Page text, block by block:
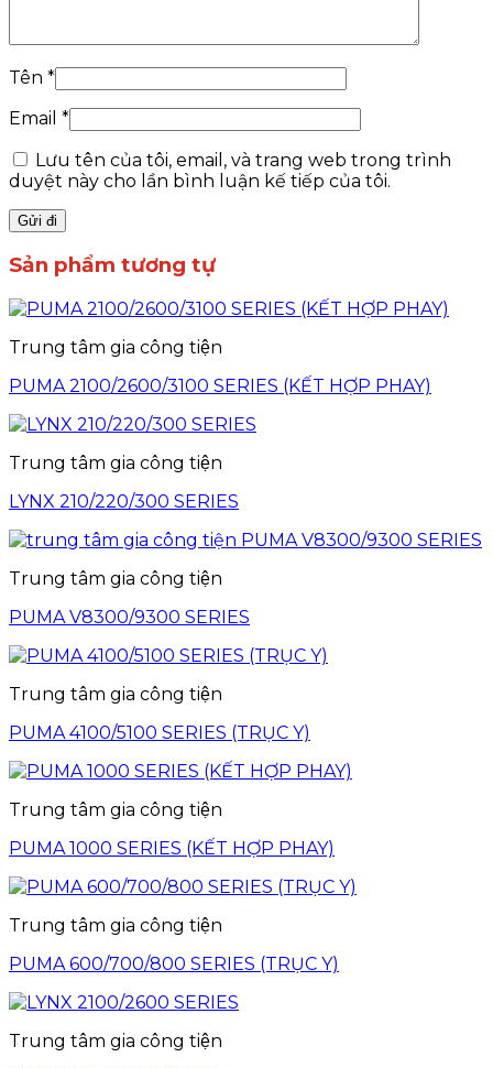
Tên *
Email *
Lưu tên của tôi, email, và trang web trong trình
duyệt này cho lần bình luận kế tiếp của tôi.
Sản phẩm tương tự
Trung tâm gia công tiện
PUMA 2100/2600/3100 SERIES (KẾT HỢP PHAY)
Trung tâm gia công tiện
LYNX 210/220/300 SERIES
Trung tâm gia công tiện
PUMA V8300/9300 SERIES
Trung tâm gia công tiện
PUMA 4100/5100 SERIES (TRỤC Y)
Trung tâm gia công tiện
PUMA 1000 SERIES (KẾT HỢP PHAY)
Trung tâm gia công tiện
PUMA 600/700/800 SERIES (TRỤC Y)
Trung tâm gia công tiện